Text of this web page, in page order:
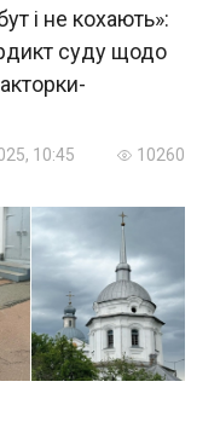
і не кохають»:
суду щодо
10:45 10260